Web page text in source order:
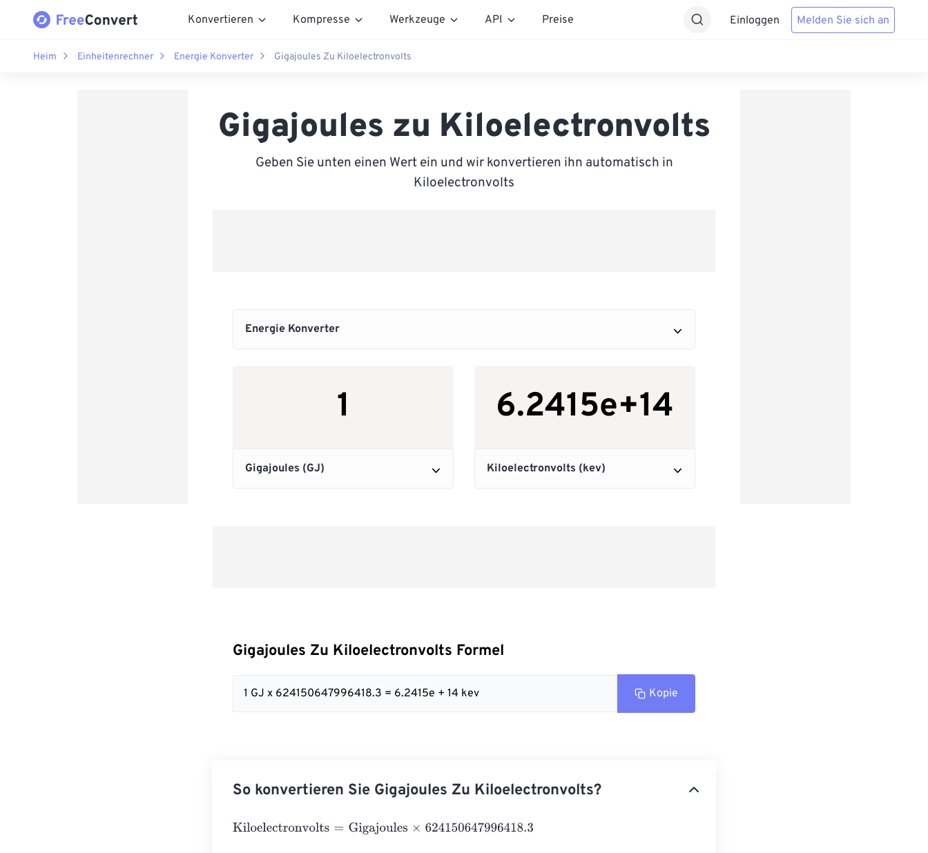
Konvertieren Kompresse Werkzeuge API Preise Einloggen Melden Sie sich an
Heim Einheitenrechner Energie Konverter Gigajoules Zu Kiloelectronvolts
Gigajoules zu Kiloelectronvolts
Geben Sie unten einen Wert ein und wir konvertieren ihn automatisch in
Kiloelectronvolts
Gigajoules Zu Kiloelectronvolts Formel
1 GJ x 624150647996418.3 = 6.2415e + 14 kev Kopie
So konvertieren Sie Gigajoules Zu Kiloelectronvolts?
Kiloelectronvolts=Gigajoules×624150647996418.3